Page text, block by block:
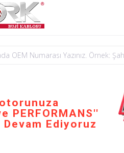
PERFORMANS''
Devam Ediyoruz